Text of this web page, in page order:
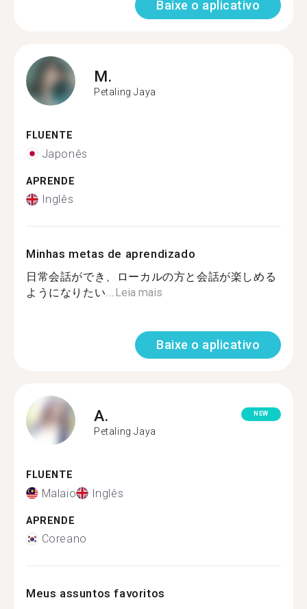
Baixe o aplicativo
M.
Petaling Jaya
FLUENTE
Japonês
APRENDE
Inglês
Minhas metas de aprendizado
日常会話ができ、ローカルの方と会話が楽しめる
ようになりたい...Leia mais
Baixe o aplicativo
A.
Petaling Jaya
NEW
FLUENTE
Malaio Inglês
APRENDE
Coreano
Meus assuntos favoritos